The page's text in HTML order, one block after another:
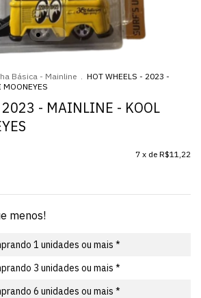
Básica - Mainline . HOT WHEELS - 2023 -
2023 - MAINLINE - KOOL
7 x de R$11,22
menos!
1 unidades ou mais *
3 unidades ou mais *
6 unidades ou mais *